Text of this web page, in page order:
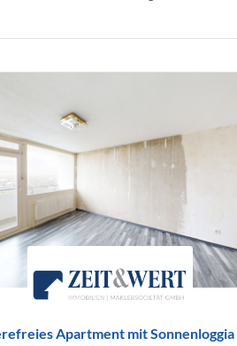
Apartment mit Sonnenloggia